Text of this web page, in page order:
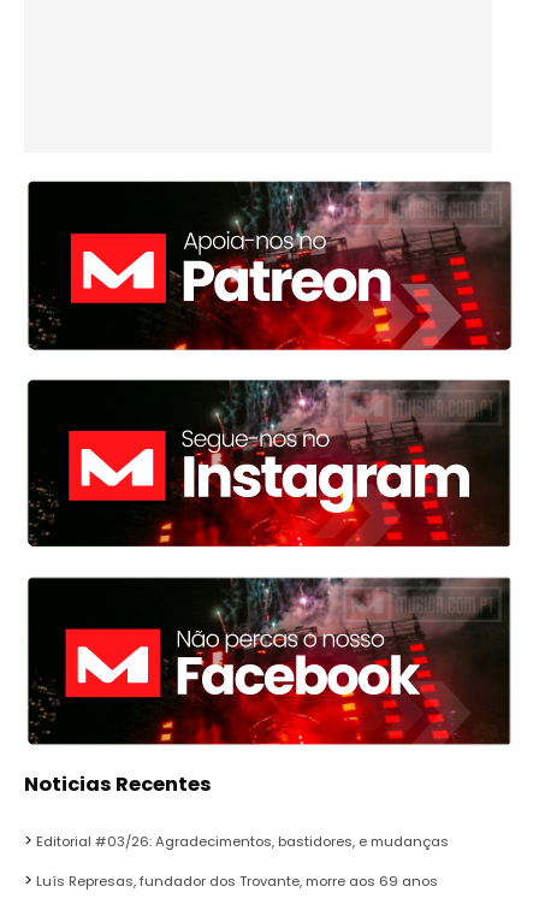
Noticias Recentes
Editorial #03/26: Agradecimentos, bastidores, e mudanças
Luís Represas, fundador dos Trovante, morre aos 69 anos